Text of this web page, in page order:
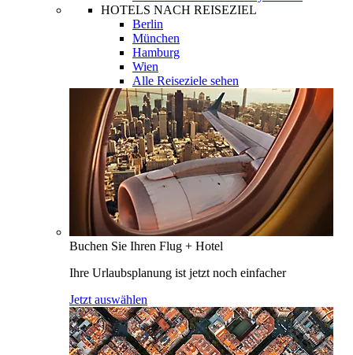
HOTELS NACH REISEZIEL
Berlin
München
Hamburg
Wien
Alle Reiseziele sehen
Buchen Sie Ihren Flug + Hotel
Ihre Urlaubsplanung ist jetzt noch einfacher
Jetzt auswählen